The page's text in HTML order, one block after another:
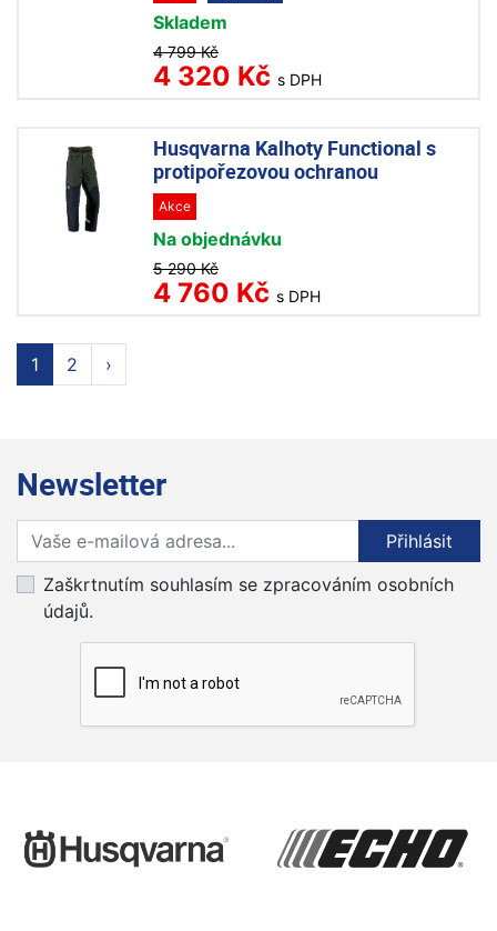
Skladem
4 799 Kč
4 320 Kč s DPH
Husqvarna Kalhoty Functional s
protipořezovou ochranou
Akce
Na objednávku
5 290 Kč
4 760 Kč s DPH
1 2 ›
Newsletter
Přihlaste se k odběru novinek
Přihlásit
Zaškrtnutím souhlasím se zpracováním osobních
údajů.